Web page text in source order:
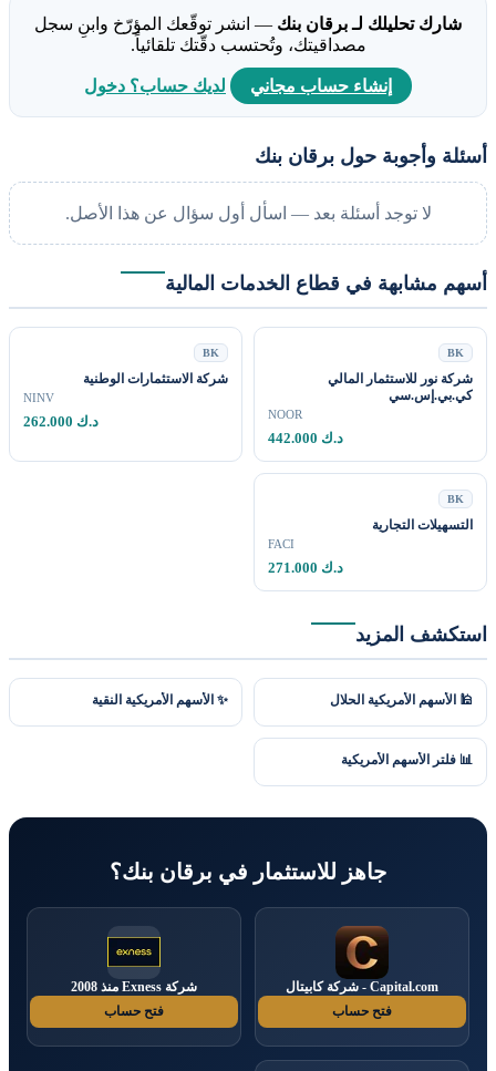
شارك تحليلك لـ برقان بنك — انشر توقّعك المؤرّخ وابنِ سجل
مصداقيتك، وتُحتسب دقّتك تلقائياً.
إنشاء حساب مجاني لديك حساب؟ دخول
أسئلة وأجوبة حول برقان بنك
لا توجد أسئلة بعد — اسأل أول سؤال عن هذا الأصل.
أسهم مشابهة في قطاع الخدمات المالية
BK
شركة نور للاستثمار المالي
كي.بي.إس.سي
NOOR
442.000 د.ك
BK
شركة الاستثمارات الوطنية
NINV
262.000 د.ك
BK
التسهيلات التجارية
FACI
271.000 د.ك
استكشف المزيد
🕌 الأسهم الأمريكية الحلال ✨ الأسهم الأمريكية النقية
📊 فلتر الأسهم الأمريكية
جاهز للاستثمار في برقان بنك؟
Capital.com - شركة كابيتال
فتح حساب
شركة Exness منذ 2008
فتح حساب